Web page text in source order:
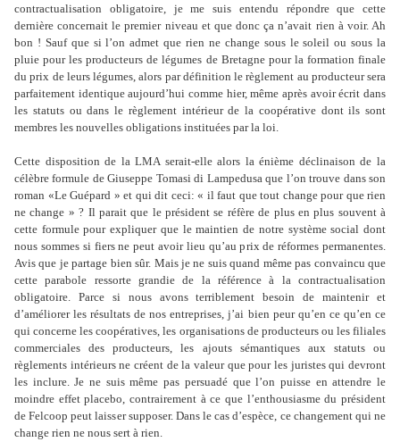
contractualisation obligatoire, je me suis entendu répondre que cette
dernière concernait le premier niveau et que donc ça n’avait rien à voir. Ah
bon ! Sauf que si l’on admet que rien ne change sous le soleil ou sous la
pluie pour les producteurs de légumes de Bretagne pour la formation finale
du prix de leurs légumes, alors par définition le règlement au producteur sera
parfaitement identique aujourd’hui comme hier, même après avoir écrit dans
les statuts ou dans le règlement intérieur de la coopérative dont ils sont
membres les nouvelles obligations instituées par la loi.
Cette disposition de la LMA serait-elle alors la énième déclinaison de la
célèbre formule de Giuseppe Tomasi di Lampedusa que l’on trouve dans son
roman «Le Guépard » et qui dit ceci: « il faut que tout change pour que rien
ne change » ? Il parait que le président se réfère de plus en plus souvent à
cette formule pour expliquer que le maintien de notre système social dont
nous sommes si fiers ne peut avoir lieu qu’au prix de réformes permanentes.
Avis que je partage bien sûr. Mais je ne suis quand même pas convaincu que
cette parabole ressorte grandie de la référence à la contractualisation
obligatoire. Parce si nous avons terriblement besoin de maintenir et
d’améliorer les résultats de nos entreprises, j’ai bien peur qu’en ce qu’en ce
qui concerne les coopératives, les organisations de producteurs ou les filiales
commerciales des producteurs, les ajouts sémantiques aux statuts ou
règlements intérieurs ne créent de la valeur que pour les juristes qui devront
les inclure. Je ne suis même pas persuadé que l’on puisse en attendre le
moindre effet placebo, contrairement à ce que l’enthousiasme du président
de Felcoop peut laisser supposer. Dans le cas d’espèce, ce changement qui ne
change rien ne nous sert à rien.